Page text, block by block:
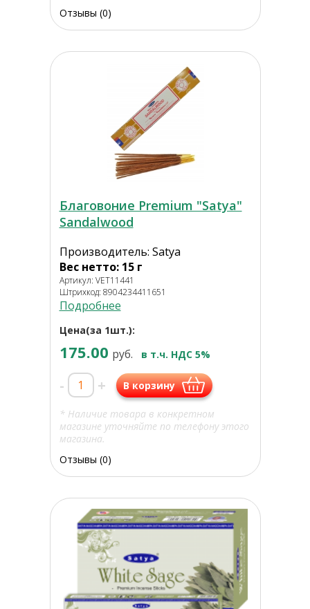
Отзывы (0)
Благовоние Premium "Satya"
Sandalwood
Производитель: Satya
Вес нетто: 15 г
Артикул: VET11441
Штрихкод: 8904234411651
Подробнее
Цена(за 1шт.):
175.00 руб. в т.ч. НДС 5%
- + В корзину
* Наличие товара в конкретном
магазине уточняйте по телефону этого
магазина.
Отзывы (0)